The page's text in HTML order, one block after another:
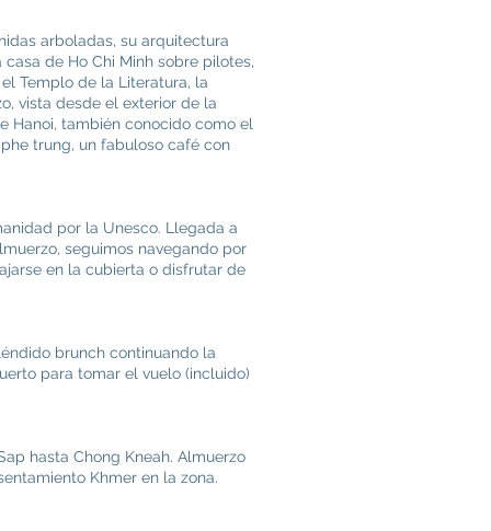
arboladas, su arquitectura
de Ho Chi Minh sobre pilotes,
Templo de la Literatura, la
vista desde el exterior de la
Hanoi, también conocido como el
trung, un fabuloso café con
por la Unesco. Llegada a
seguimos navegando por
en la cubierta o disfrutar de
brunch continuando la
para tomar el vuelo (incluido)
hasta Chong Kneah. Almuerzo
Khmer en la zona.